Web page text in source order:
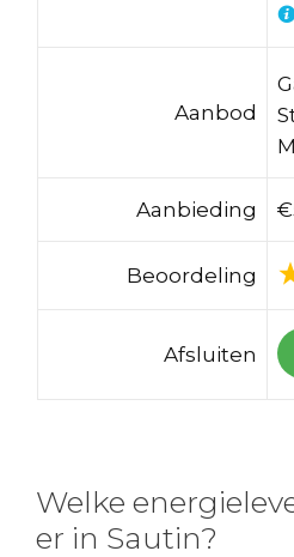
Aanbod
Aanbieding
Beoordeling
Afsluiten
Welke
er in Sautin?